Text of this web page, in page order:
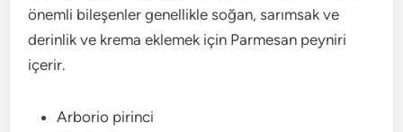
önemli bileşenler genellikle soğan, sarımsak ve
derinlik ve krema eklemek için Parmesan peyniri
içerir.
Arborio pirinci